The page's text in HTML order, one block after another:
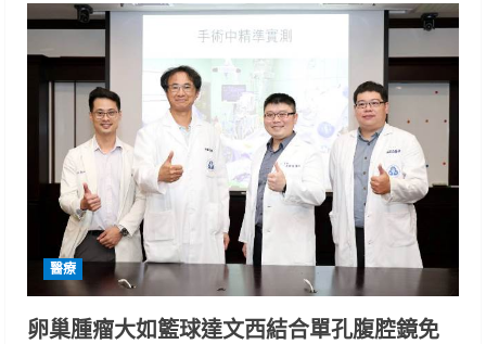
午
警
機
動
交
通
導
醫療
卵巢腫瘤大如籃球達文西結合單孔腹腔鏡免